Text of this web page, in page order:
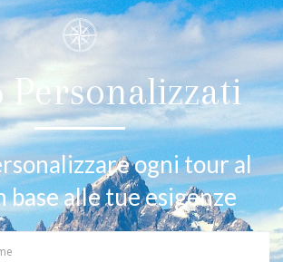
Personalizzati
ogni tour al
base alle tue esigenze